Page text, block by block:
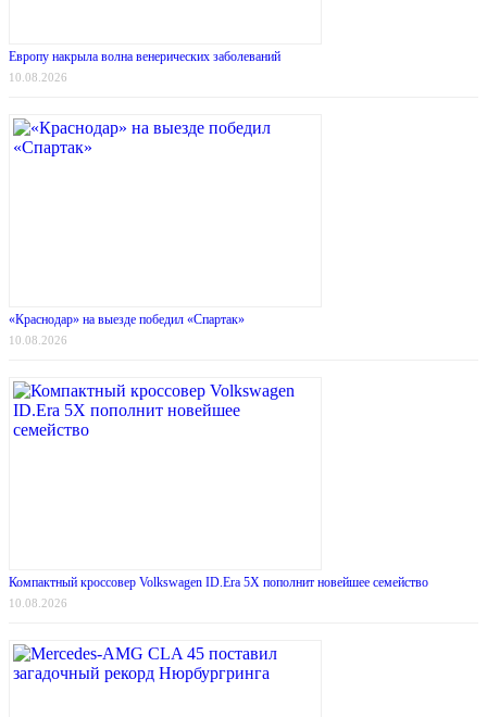
Европу накрыла волна венерических заболеваний
10.08.2026
«Краснодар» на выезде победил «Спартак»
10.08.2026
Компактный кроссовер Volkswagen ID.Era 5X пополнит новейшее семейство
10.08.2026